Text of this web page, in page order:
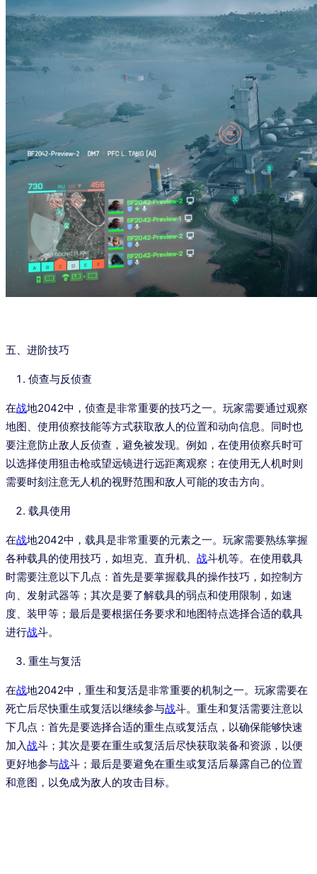
五、进阶技巧
侦查与反侦查
在战地2042中，侦查是非常重要的技巧之一。玩家需要通过观察
地图、使用侦察技能等方式获取敌人的位置和动向信息。同时也
要注意防止敌人反侦查，避免被发现。例如，在使用侦察兵时可
以选择使用狙击枪或望远镜进行远距离观察；在使用无人机时则
需要时刻注意无人机的视野范围和敌人可能的攻击方向。
载具使用
在战地2042中，载具是非常重要的元素之一。玩家需要熟练掌握
各种载具的使用技巧，如坦克、直升机、 战斗机等。在使用载具
时需要注意以下几点：首先是要掌握载具的操作技巧，如控制方
向、发射武器等；其次是要了解载具的弱点和使用限制，如速
度、装甲等；最后是要根据任务要求和地图特点选择合适的载具
进行战斗。
重生与复活
在战地2042中，重生和复活是非常重要的机制之一。玩家需要在
死亡后尽快重生或复活以继续参与战斗。重生和复活需要注意以
下几点：首先是要选择合适的重生点或复活点，以确保能够快速
加入战斗；其次是要在重生或复活后尽快获取装备和资源，以便
更好地参与战斗；最后是要避免在重生或复活后暴露自己的位置
和意图，以免成为敌人的攻击目标。